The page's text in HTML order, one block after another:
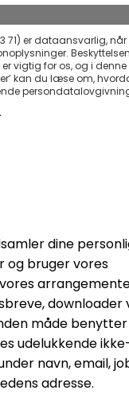
71) er dataansvarlig, når
vigtig for os, og i denne
kan du læse om,
dine
og bruger vores
downloader
måde benytter
udelukkende
navn, email,
adresse.